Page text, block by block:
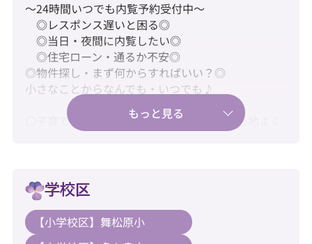
～24時間いつでも内覧予約受付中～
◎レスポンス遅いと困る◎
◎当日・夜間に内覧したい◎
◎住宅ローン・通るか不安◎
◎物件探し・まず何からすればいい？◎
小さなことからなんでも・いつでも♪
〇子育てにうれしい住環境、家族みんなが心地よく
〇水回り新品交換済みで快適にご入居♪
【教育】
学校区
【小学校区】舞松原小